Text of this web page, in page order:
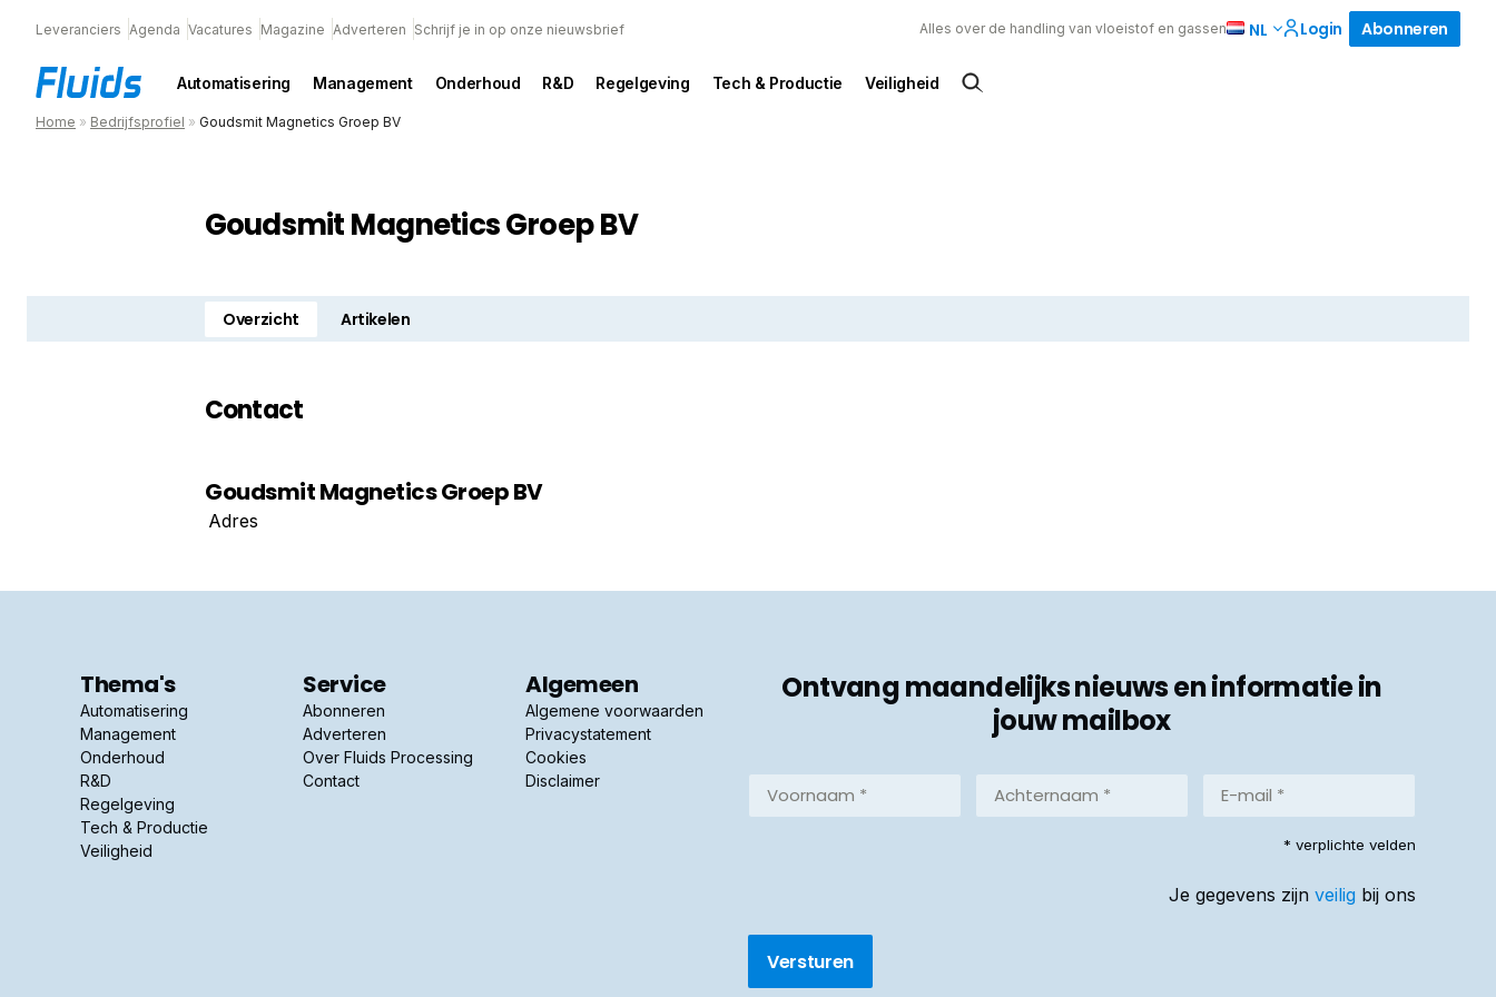
Leveranciers Agenda Vacatures Magazine Adverteren Schrijf je in op onze nieuwsbrief Alles over de handling van vloeistof en gassen NL Login Abonneren
Automatisering Management Onderhoud R&D Regelgeving Tech & Productie Veiligheid
Home » Bedrijfsprofiel » Goudsmit Magnetics Groep BV
Goudsmit Magnetics Groep BV
Overzicht Artikelen
Contact
Goudsmit Magnetics Groep BV
Adres
Thema's
Automatisering
Management
Onderhoud
R&D
Regelgeving
Tech & Productie
Veiligheid
Service
Abonneren
Adverteren
Over Fluids Processing
Contact
Algemeen
Algemene voorwaarden
Privacystatement
Cookies
Disclaimer
Ontvang maandelijks nieuws en informatie in
jouw mailbox
Achternaam
mail
* verplichte velden
Je gegevens zijn veilig bij ons